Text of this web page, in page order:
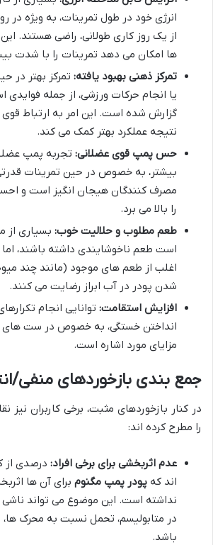
انرژی خود در طول تمرینات، به ویژه
از یک روز کاری طولانی، راضی هستند.
ها امکان می دهد تمرینات را با شدت
تمرکز ذهنی بهبود یافته: تمرکز بهتر در
یا انجام حرکات ورزشی، از جمله فوایدی
گزارش شده است. این امر به ارتباط
نتیجه عملکرد بهتر کمک می کند.
حس پمپ قوی عضلانی: تجربه پمپ
بیشتر، به خصوص در حین تمرینات
مصرف کنندگان هیجان انگیز است و
را بالا می برد.
طعم مطلوب و حلالیت خوب: بسیاری
است طعم ناخوشایندی داشته باشند، اما
اغلب از طعم های موجود (مانند چند
شدن پودر در آب ابراز رضایت می کنند.
افزایش استقامت: توانایی انجام
انداختن خستگی، به خصوص در ست های
مزایای مورد اشاره است.
جمع بندی بازخوردهای منفی/
در کنار بازخوردهای مثبت، برخی کاربران نیز
را مطرح کرده اند:
عدم اثربخشی برای برخی افراد: درصدی از
اند که پودر پمپ مگنوم برای آن ها
نداشته است. این موضوع می تواند
در متابولیسم، تحمل نسبت به محرک
باشد.